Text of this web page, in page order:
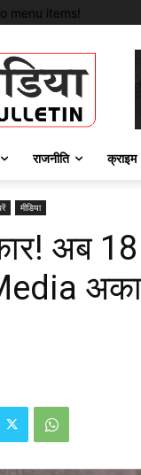
menu items!
राजनीति क्राइम
मीडिया
अब